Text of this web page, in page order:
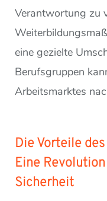
Verantwortung zu
eine gezielte
Berufsgruppen
Arbeitsmarktes
Die Vorteile
Eine
Sicherheit